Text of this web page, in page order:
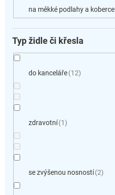
na měkké podlahy a koberce
Typ židle či křesla
do kanceláře 12
zdravotní 1
se zvýšenou nosností 2